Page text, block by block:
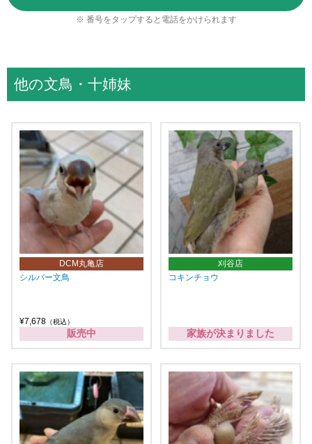
※ 番号をタップすると電話をかけられます
他の文鳥・十姉妹
DCM丸亀店
シルバー文鳥
¥7,678 （税込）
販売中
刈谷店
コキンチョウ
家族が決まりました